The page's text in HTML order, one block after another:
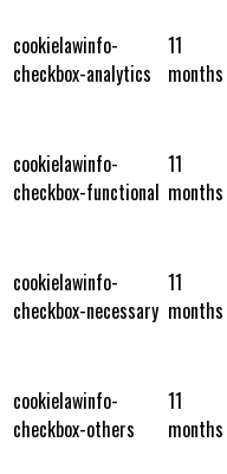
cookielawinfo-
checkbox-analytics
11
months
cookielawinfo-
checkbox-functional
11
months
cookielawinfo-
checkbox-necessary
11
months
cookielawinfo-
checkbox-others
11
months